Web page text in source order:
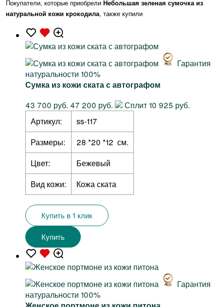
Покупатели, которые приобрели Небольшая зеленая сумочка из
натуральной кожи крокодила, также купили
Гарантия
натуральности 100%
Сумка из кожи ската с автографом
43 700 руб. 47 200 руб.
Сплит 10 925 руб.
Артикул:
ss-117
Размеры:
28 *20 *12 см.
Цвет:
Бежевый
Вид кожи:
Кожа ската
Купить в 1 клик
Купить
Гарантия
натуральности 100%